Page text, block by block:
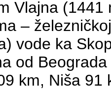
Vlajna
–
vode ka
od
km, Niša 91